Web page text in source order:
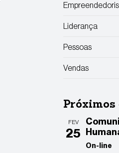
Liderança
Pessoas
Vendas
Próximos
FEV
25
On-line